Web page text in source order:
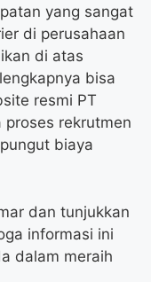
yang sangat
di perusahaan
di atas
bisa
resmi PT
proses rekrutmen
biaya
dan tunjukkan
informasi ini
dalam meraih